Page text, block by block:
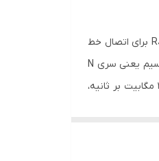
تی‌پی-لینک TD-W8961N یک مودم‌روتر +ADSL2 است که از 4 عدد پورت شبکه (RJ-45) برای اتصال به‌صورت باسیم، دو عدد آنتن برای اتصال بی‌سیم و یک عدد پورت RJ-11 برای اتصال خط
تلفن بهره می‌برد. این محصول، ترکیبی از عملکردهای یک مودم +ADSl2 با سرعت بالا، یک روتر بی‌سیم و یک اکسس پوینت بی‌سیم است و از نسل سوم استانداردهای بی‌سیم یعنی سری N
هم بهره می‌برد. به همین دلیل قادر است حداکثر سرعت 300 مگابیت بر ثانیه را که سرعت خوبی است، برای برقراری ارتباط بی‌سیم به شما ارائه دهد؛ البته این عدد 300 مگابیت بر ثانیه،